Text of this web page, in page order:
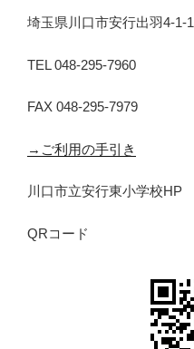
埼玉県川口市安行出羽4-1-1
TEL 048-295-7960
FAX 048-295-7979
→ご利用の手引き
川口市立安行東小学校HP
QRコード